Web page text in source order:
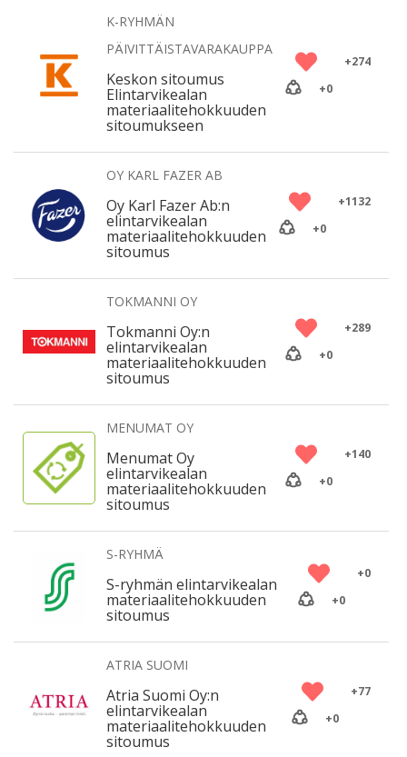
K-RYHMÄN
PÄIVITTÄISTAVARAKAUPPA
Keskon sitoumus
Elintarvikealan
materiaalitehokkuuden
sitoumukseen
+274
+0
OY KARL FAZER AB
Oy Karl Fazer Ab:n
elintarvikealan
materiaalitehokkuuden
sitoumus
+1132
+0
TOKMANNI OY
Tokmanni Oy:n
elintarvikealan
materiaalitehokkuuden
sitoumus
+289
+0
MENUMAT OY
Menumat Oy
elintarvikealan
materiaalitehokkuuden
sitoumus
+140
+0
S-RYHMÄ
S-ryhmän elintarvikealan
materiaalitehokkuuden
sitoumus
+0
+0
ATRIA SUOMI
Atria Suomi Oy:n
elintarvikealan
materiaalitehokkuuden
sitoumus
+77
+0